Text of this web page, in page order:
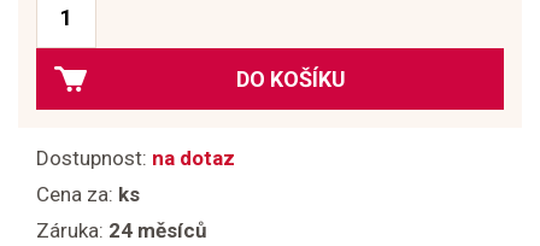
DO KOŠÍKU
Dostupnost: na dotaz
Cena za: ks
Záruka: 24 měsíců